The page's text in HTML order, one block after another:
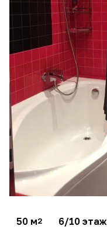
50 м2 6/10 этаж